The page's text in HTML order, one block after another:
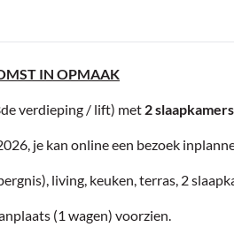
IN OPMAAK
verdieping / lift) met 2
je kan online een bezoek
living, keuken, terras, 2
(1 wagen) voorzien.